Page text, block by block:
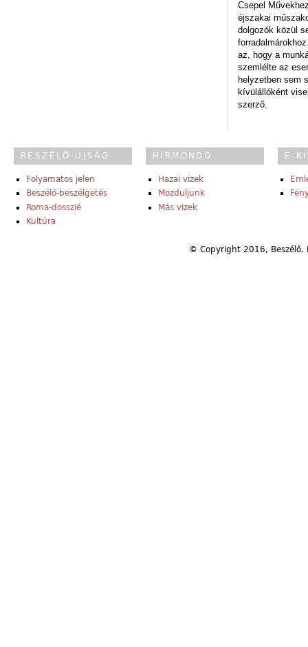
Csepel
éjszakai
dolgozók közül
az, hogy a
szemlélte az
helyzetben sem
kívülállóként
szerző.
BESZÉLŐ ÚJSÁG
Folyamatos jelen
Beszélő-beszélgetés
Roma-dosszié
Kultúra
HÍRMONDÓ
Hazai vizek
Mozduljunk
Más vizek
E-
© Copyright 2016,